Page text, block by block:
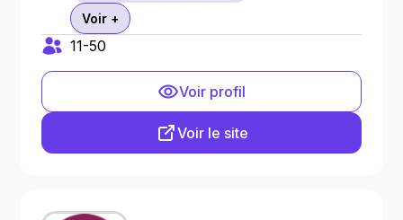
Voir +
11-50
Voir profil
Voir le site